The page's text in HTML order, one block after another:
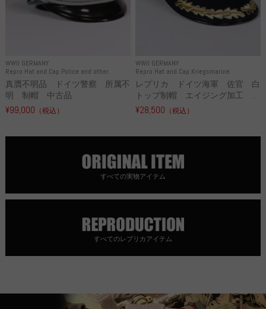
WWII GERMANY
Repro Hat and Cap Police and other
真贋不明品 ドイツ警察 所属不
明 制帽 中古品
¥99,000 （税込）
WWII GERMANY
Repro Hat and Cap Kriegsmarine
レプリカ ドイツ海軍 佐官 白
トップ制帽 エイジング加工 ...
¥28,500 （税込）
すべての実物アイテム
すべてのレプリカアイテム